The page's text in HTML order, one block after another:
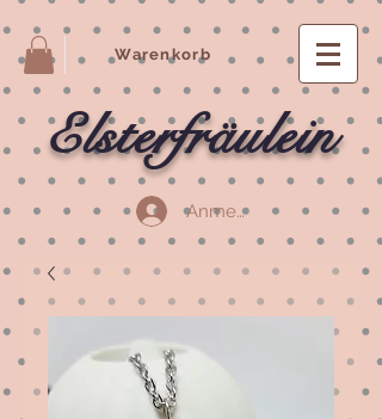
Warenkorb
Elsterfräulein
Anmelden